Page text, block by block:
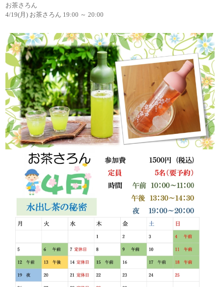
お茶さろん
4/19(月) お茶さろん 19:00 ～ 20:00